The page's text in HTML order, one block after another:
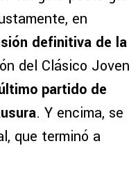
en
definitiva de la
del Clásico Joven
partido de
. Y encima, se
que terminó a